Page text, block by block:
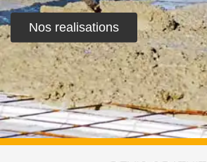
Nos realisations